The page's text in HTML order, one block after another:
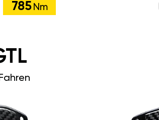
785 Nm